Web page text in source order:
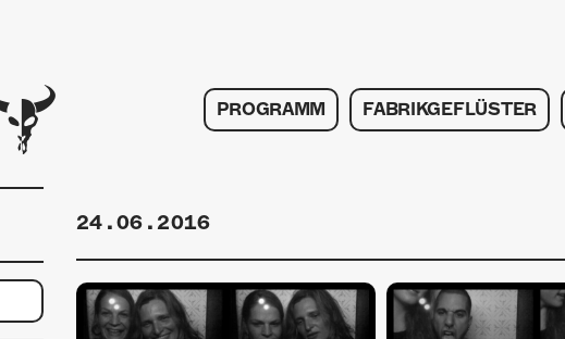
PROGRAMM FABRIKGEFLÜSTER
24.06.2016